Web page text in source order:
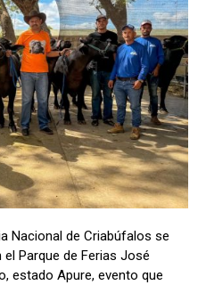
Nacional de Criabúfalos se
Parque de Ferias José
estado Apure, evento que